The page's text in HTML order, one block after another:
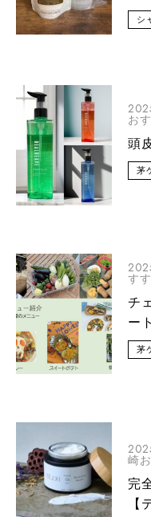
シ
お
頭
茅
す
チ
ー
茅
崎
完
【